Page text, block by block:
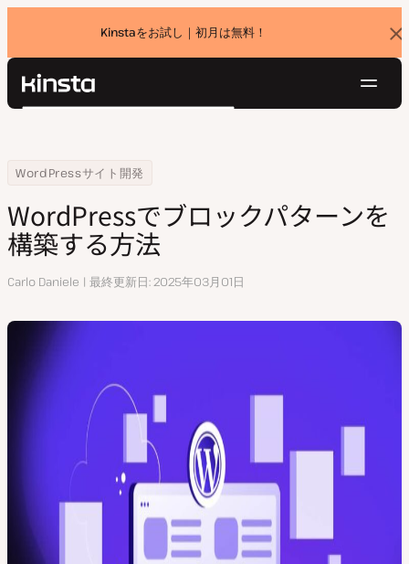
Kinstaをお試し｜初月は無料！
バ
ナ
Kinsta®
ョ
価格設定
お問い合わせ
検
Home
リソースセンター
WordPressサイト開発
WordPressでブロックパターンを構築する方法
WordPressでブロックパターンを
構築する方法
執
Carlo Daniele 最終更新日 2025年03月01日